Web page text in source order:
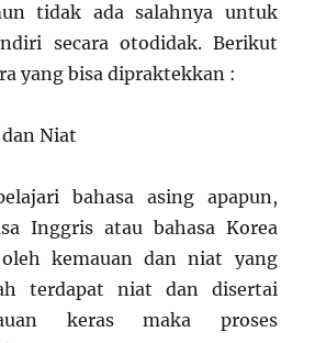
tidak ada salahnya untuk
secara otodidak. Berikut
yang bisa dipraktekkan :
Niat
bahasa asing apapun,
Inggris atau bahasa Korea
kemauan dan niat yang
terdapat niat dan disertai
keras maka proses